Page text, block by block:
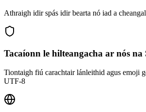
Athraigh idir spás idir bearta nó iad a
Tacaíonn le hilteangacha ar nós na
Tiontaigh fiú carachtair lánleithid agus emoji
UTF-8